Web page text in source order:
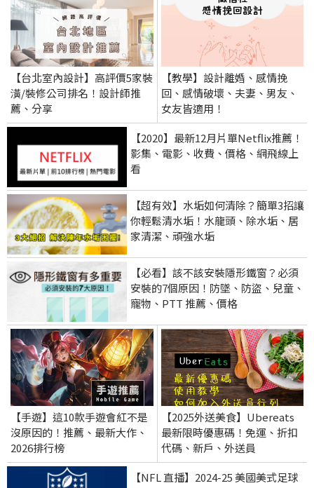
【台北室內設計】高評價5家裝
潢/裝修公司排名！設計師推
薦、分享
【教學】設計離婚、感情挽
回、感情破壞、夫妻、男友、
女友皆適用！
【2020】最新12月片單Netflix推薦！
影集、電影、收費、價格、網飛線上
看
【超有效】水垢如何清除？簡單3招讓
你輕鬆清水垢！水龍頭、除水垢、居
家清潔、頑強水垢
【必看】該不該安裝隱形鐵窗？必須
安裝的7個原因！防墜、防盜、兒童、
寵物、PTT 推薦、價格
【手遊】這10款手遊會紅不是
沒原因的！推薦、最新大作、
2026排行榜
【2025外送美食】Ubereats
最新限時優惠碼！免運、折扣
代碼、新戶、外送員
【NFL 直播】2024-25 美國美式足球